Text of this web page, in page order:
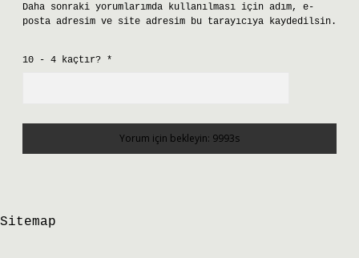
Daha sonraki yorumlarımda kullanılması için adım, e-
posta adresim ve site adresim bu tarayıcıya kaydedilsin.
10 - 4 kaçtır? *
Sitemap